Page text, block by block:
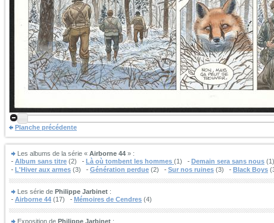
Planche précédente
Les albums de la série « Airborne 44 » :
Album sans titre (2) Là où tombent les hommes (1) Demain sera sans nous (1)
L'Hiver aux armes (3) Génération perdue (2) Sur nos ruines (3) Black Boys
Les série de Philippe Jarbinet :
Airborne 44 (17) Mémoires de Cendres (4)
Exposition de Philippe Jarbinet :